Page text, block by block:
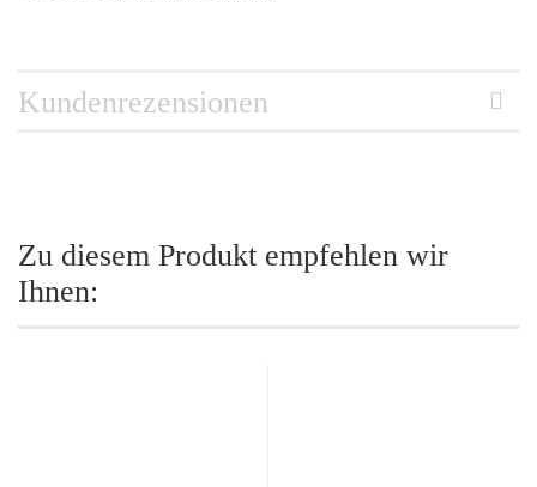
Kundenrezensionen
Zu diesem Produkt empfehlen wir
Ihnen: